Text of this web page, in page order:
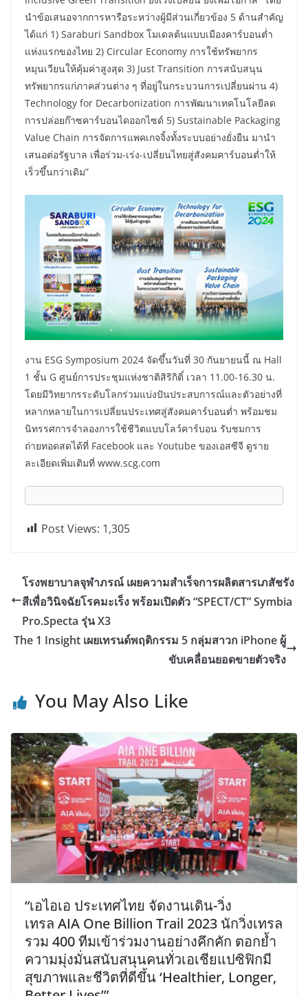
นำข้อเสนอจากการหารือระหว่างผู้มีส่วนเกี่ยวข้อง 5 ด้านสำคัญ
ได้แก่ 1) Saraburi Sandbox โมเดลต้นแบบเมืองคาร์บอนต่ำ
แห่งแรกของไทย 2) Circular Economy การใช้ทรัพยากร
หมุนเวียนให้คุ้มค่าสูงสุด 3) Just Transition การสนับสนุน
ทรัพยากรแก่ภาคส่วนต่าง ๆ ที่อยู่ในกระบวนการเปลี่ยนผ่าน 4)
Technology for Decarbonization การพัฒนาเทคโนโลยีลด
การปล่อยก๊าซคาร์บอนไดออกไซด์ 5) Sustainable Packaging
Value Chain การจัดการแพคเกจจิ้งทั้งระบบอย่างยั่งยืน มานำ
เสนอต่อรัฐบาล เพื่อร่วม-เร่ง-เปลี่ยนไทยสู่สังคมคาร์บอนต่ำให้
เร็วขึ้นกว่าเดิม”
งาน ESG Symposium 2024 จัดขึ้นวันที่ 30 กันยายนนี้ ณ Hall
1 ชั้น G ศูนย์การประชุมแห่งชาติสิริกิติ์ เวลา 11.00-16.30 น.
โดยมีวิทยากรระดับโลกร่วมแบ่งปันประสบการณ์และตัวอย่างที่
หลากหลายในการเปลี่ยนประเทศสู่สังคมคาร์บอนต่ำ พร้อมชม
นิทรรศการจำลองการใช้ชีวิตแบบโลว์คาร์บอน รับชมการ
ถ่ายทอดสดได้ที่ Facebook และ Youtube ของเอสซีจี ดูราย
ละเอียดเพิ่มเติมที่ www.scg.com
Post Views: 1,305
โรงพยาบาลจุฬาภรณ์ เผยความสำเร็จการผลิตสารเภสัชรัง
สีเพื่อวินิจฉัยโรคมะเร็ง พร้อมเปิดตัว “SPECT/CT” Symbia
Pro.Specta รุ่น X3
The 1 Insight เผยเทรนด์พฤติกรรม 5 กลุ่มสาวก iPhone ผู้
ขับเคลื่อนยอดขายตัวจริง
You May Also Like
“เอไอเอ ประเทศไทย จัดงานเดิน-วิ่ง
เทรล AIA One Billion Trail 2023 นักวิ่งเทรล
รวม 400 ทีมเข้าร่วมงานอย่างคึกคัก ตอกย้ำ
ความมุ่งมั่นสนับสนุนคนทั่วเอเชียแปซิฟิกมี
สุขภาพและชีวิตที่ดีขึ้น ‘Healthier, Longer,